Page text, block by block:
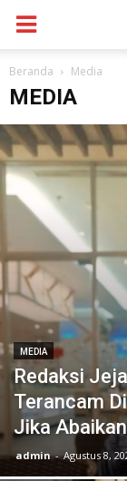
Beranda Media
MEDIA
MEDIA
Redaksi
Terancam
Jika
admin - Agustus 8,